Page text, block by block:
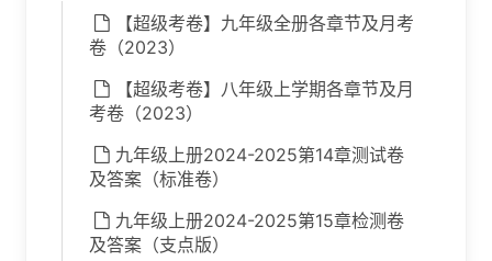
【超级考卷】九年级全册各章节及月考
卷（2023）
【超级考卷】八年级上学期各章节及月
考卷（2023）
九年级上册2024-2025第14章测试卷
及答案（标准卷）
九年级上册2024-2025第15章检测卷
及答案（支点版）